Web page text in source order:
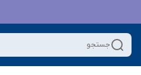
جستجو